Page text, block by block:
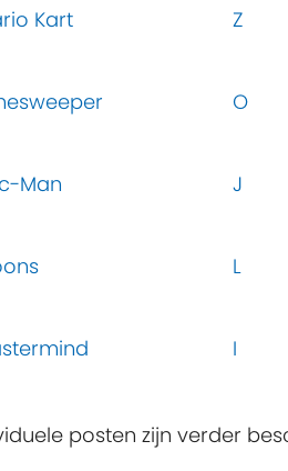
Kart Z
O
Man J
L
I
posten zijn verder